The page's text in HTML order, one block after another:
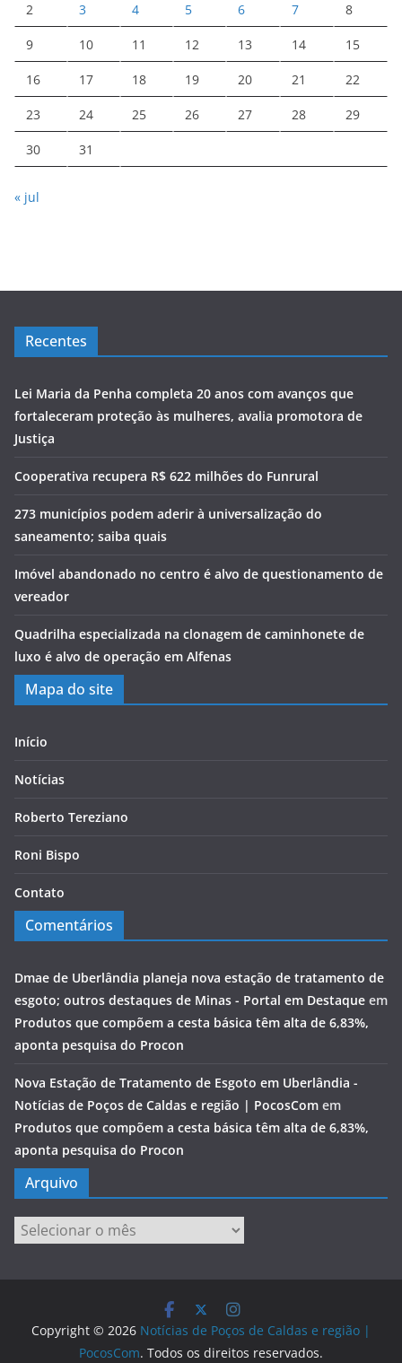
2 3 4 5 6 7 8
9 10 11 12 13 14 15
16 17 18 19 20 21 22
23 24 25 26 27 28 29
30 31
« jul
Recentes
Lei Maria da Penha completa 20 anos com avanços que
fortaleceram proteção às mulheres, avalia promotora de
Justiça
Cooperativa recupera R$ 622 milhões do Funrural
273 municípios podem aderir à universalização do
saneamento; saiba quais
Imóvel abandonado no centro é alvo de questionamento de
vereador
Quadrilha especializada na clonagem de caminhonete de
luxo é alvo de operação em Alfenas
Mapa do site
Início
Notícias
Roberto Tereziano
Roni Bispo
Contato
Comentários
Dmae de Uberlândia planeja nova estação de tratamento de
esgoto; outros destaques de Minas - Portal em Destaque em
Produtos que compõem a cesta básica têm alta de 6,83%,
aponta pesquisa do Procon
Nova Estação de Tratamento de Esgoto em Uberlândia -
Notícias de Poços de Caldas e região | PocosCom em
Produtos que compõem a cesta básica têm alta de 6,83%,
aponta pesquisa do Procon
Arquivo
Arquivo
Copyright © 2026 Notícias de Poços de Caldas e região |
PocosCom. Todos os direitos reservados.